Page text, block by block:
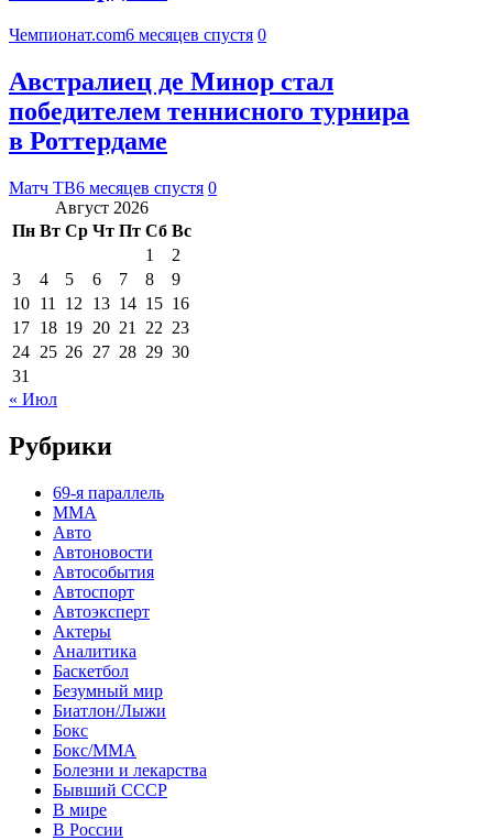
Чемпионат.com6 месяцев спустя 0
Австралиец де Минор стал
победителем теннисного турнира
в Роттердаме
Матч ТВ6 месяцев спустя 0
Август 2026
Пн Вт Ср Чт Пт Сб Вс
1
2
3
4 5 6 7 8
9
10 11 12 13 14 15 16
17 18 19 20 21 22 23
24 25 26 27 28 29 30
31
« Июл
Рубрики
69-я параллель
MMA
Авто
Автоновости
Автособытия
Автоспорт
Автоэксперт
Актеры
Аналитика
Баскетбол
Безумный мир
Биатлон/Лыжи
Бокс
Бокс/MMA
Болезни и лекарства
Бывший СССР
В мире
В России